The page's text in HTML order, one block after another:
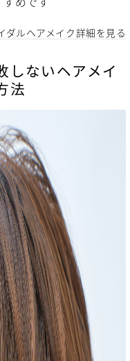
ダルヘアメイク詳細を見る
しないヘアメイ
法